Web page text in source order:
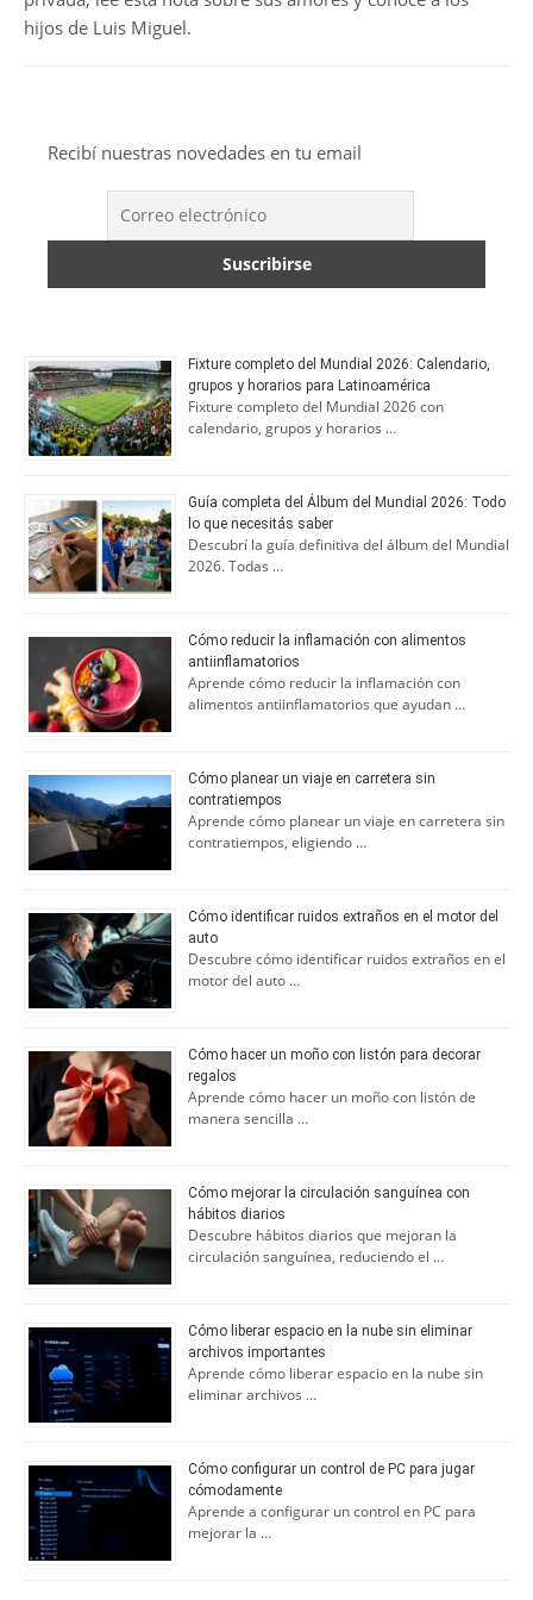
hijos de Luis Miguel.
Recibí nuestras novedades en tu email
Fixture completo del Mundial 2026: Calendario,
grupos y horarios para Latinoamérica
Fixture completo del Mundial 2026 con
calendario, grupos y horarios …
Guía completa del Álbum del Mundial 2026: Todo
lo que necesitás saber
Descubrí la guía definitiva del álbum del Mundial
2026. Todas …
Cómo reducir la inflamación con alimentos
antiinflamatorios
Aprende cómo reducir la inflamación con
alimentos antiinflamatorios que ayudan …
Cómo planear un viaje en carretera sin
contratiempos
Aprende cómo planear un viaje en carretera sin
contratiempos, eligiendo …
Cómo identificar ruidos extraños en el motor del
auto
Descubre cómo identificar ruidos extraños en el
motor del auto …
Cómo hacer un moño con listón para decorar
regalos
Aprende cómo hacer un moño con listón de
manera sencilla …
Cómo mejorar la circulación sanguínea con
hábitos diarios
Descubre hábitos diarios que mejoran la
circulación sanguínea, reduciendo el …
Cómo liberar espacio en la nube sin eliminar
archivos importantes
Aprende cómo liberar espacio en la nube sin
eliminar archivos …
Cómo configurar un control de PC para jugar
cómodamente
Aprende a configurar un control en PC para
mejorar la …